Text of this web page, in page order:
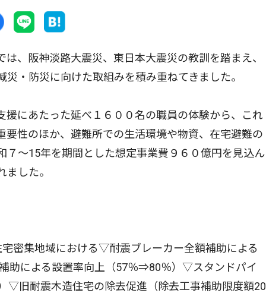
、阪神淡路大震災、東日本大震災の教訓を踏まえ、
・防災に向けた取組みを積み重ねてきました。
にあたった延べ１６００名の職員の体験から、これ
性のほか、避難所での生活環境や物資、在宅避難の
〜15年を期間とした想定事業費９６０億円を見込ん
した。
密集地域における▽耐震ブレーカー全額補助による
助による設置率向上（57％⇒80％）▽スタンドパイ
▽旧耐震木造住宅の除去促進（除去工事補助限度額20